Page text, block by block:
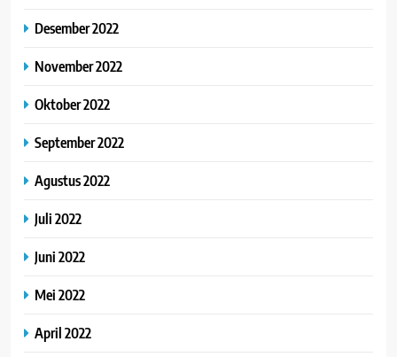
Desember 2022
November 2022
Oktober 2022
September 2022
Agustus 2022
Juli 2022
Juni 2022
Mei 2022
April 2022